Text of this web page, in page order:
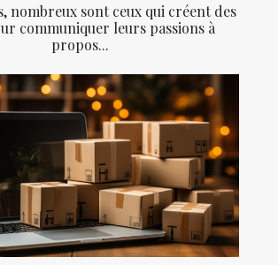
nombreux sont ceux qui créent des
communiquer leurs passions à
propos...